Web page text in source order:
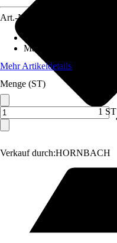
Verkauf durch:HORNBACH
Art.-Nr.
Material
Mehr Artikeldetails
Menge (ST)
1 ST